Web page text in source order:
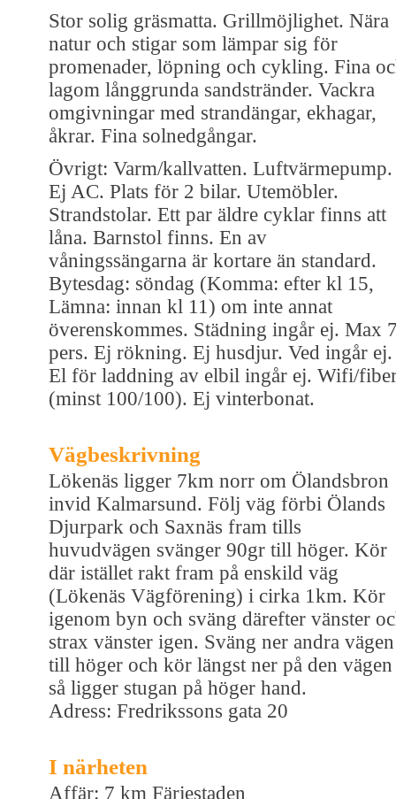
Stor solig gräsmatta. Grillmöjlighet. Nära
natur och stigar som lämpar sig för
promenader, löpning och cykling. Fina
lagom långgrunda sandstränder. Vackra
omgivningar med strandängar, ekhagar,
åkrar. Fina solnedgångar.
Övrigt: Varm/kallvatten. Luftvärmepump.
Ej AC. Plats för 2 bilar. Utemöbler.
Strandstolar. Ett par äldre cyklar finns att
låna. Barnstol finns. En av
våningssängarna är kortare än standard.
Bytesdag: söndag (Komma: efter kl 15,
Lämna: innan kl 11) om inte annat
överenskommes. Städning ingår ej. Max
pers. Ej rökning. Ej husdjur. Ved ingår ej.
El för laddning av elbil ingår ej. Wifi/
(minst 100/100). Ej vinterbonat.
Vägbeskrivning
Lökenäs ligger 7km norr om Ölandsbron
invid Kalmarsund. Följ väg förbi Ölands
Djurpark och Saxnäs fram tills
huvudvägen svänger 90gr till höger. Kör
där istället rakt fram på enskild väg
(Lökenäs Vägförening) i cirka 1km. Kör
igenom byn och sväng därefter vänster
strax vänster igen. Sväng ner andra vägen
till höger och kör längst ner på den vägen
så ligger stugan på höger hand.
Adress: Fredrikssons gata 20
I närheten
Affär: 7 km Färjestaden